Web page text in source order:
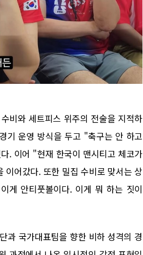
비와 세트피스 위주의 전술을 지적하
기 운영 방식을 두고 "축구는 안 하고
. 이어 "현재 한국이 맨시티고 체코가
이어갔다. 또한 밀집 수비로 맞서는 상
게 안티풋볼이다. 이게 뭐 하는 짓이
과 국가대표팀을 향한 비하 성격의 경